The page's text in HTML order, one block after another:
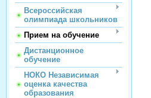
Всероссийская
олимпиада школьников
Прием на обучение
Дистанционное
обучение
НОКО Независимая
оценка качества
образования